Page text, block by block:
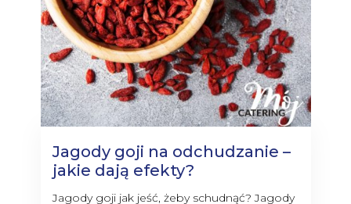
Jagody goji na odchudzanie –
jakie dają efekty?
Jagody goji jak jeść, żeby schudnąć? Jagody